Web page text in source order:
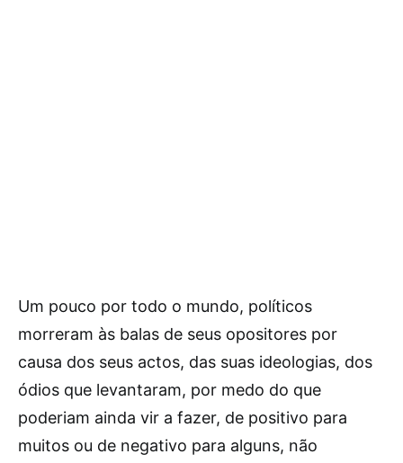
Um pouco por todo o mundo, políticos
morreram às balas de seus opositores por
causa dos seus actos, das suas ideologias, dos
ódios que levantaram, por medo do que
poderiam ainda vir a fazer, de positivo para
muitos ou de negativo para alguns, não